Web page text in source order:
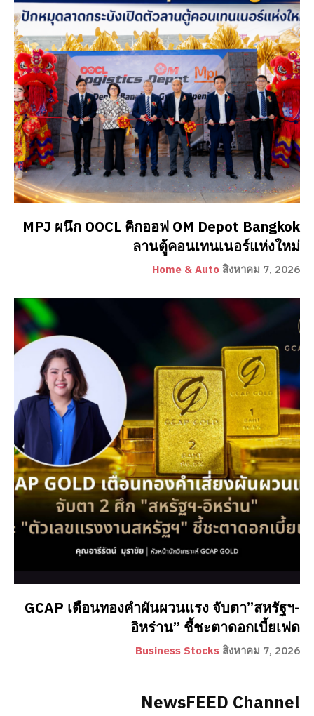
MPJ ผนึก OOCL คิกออฟ OM Depot Bangkok
ลานตู้คอนเทนเนอร์แห่งใหม่
Home & Auto สิงหาคม 7, 2026
GCAP เตือนทองคำผันผวนแรง จับตา”สหรัฐฯ-
อิหร่าน” ชี้ชะตาดอกเบี้ยเฟด
Business Stocks สิงหาคม 7, 2026
NewsFEED Channel